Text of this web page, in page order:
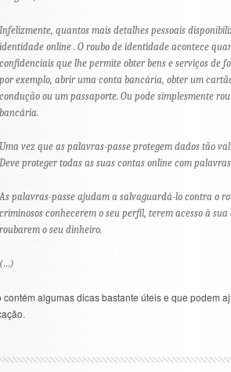
Infelizmente, quantos mais detalhes pessoais
identidade online . O roubo de identidade acontece
confidenciais que lhe permite obter bens e serviços de
por exemplo, abrir uma conta bancária, obter um
condução ou um passaporte. Ou pode simplesmente
bancária.
Uma vez que as palavras-passe protegem dados tão
Deve proteger todas as suas contas online com
As palavras-passe ajudam a salvaguardá-lo contra o
criminosos conhecerem o seu perfil, terem acesso à
roubarem o seu dinheiro.
(…)
contém algumas dicas bastante úteis e que podem